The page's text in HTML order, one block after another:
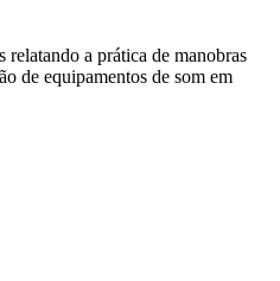
relatando a prática de manobras
de equipamentos de som em